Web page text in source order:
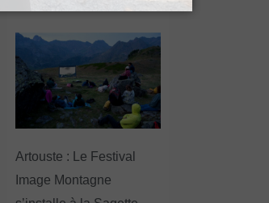
Artouste : Le Festival
Image Montagne